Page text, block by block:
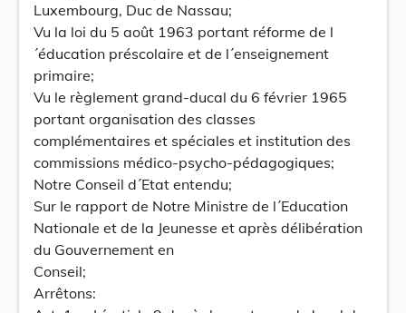
Luxembourg, Duc de Nassau;
Vu la loi du 5 août 1963 portant réforme de l
´éducation préscolaire et de l´enseignement
primaire;
Vu le règlement grand-ducal du 6 février 1965
portant organisation des classes
complémentaires et spéciales et institution des
commissions médico-psycho-pédagogiques;
Notre Conseil d´Etat entendu;
Sur le rapport de Notre Ministre de l´Education
Nationale et de la Jeunesse et après délibération
du Gouvernement en
Conseil;
Arrêtons: